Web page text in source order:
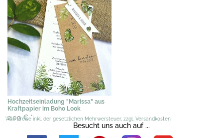
Hochzeitseinladung "Marissa" aus
Kraftpapier im Boho Look
2,09 €*
*Alle Preise inkl. der gesetzlichen Mehrwersteuer, zzgl. Versandkosten
Besucht uns auch auf ...